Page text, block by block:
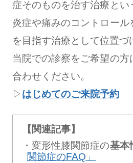
症そのものを治す治療とい
炎症や痛みのコントロー
を目指す治療として位置づ
当院での診察をご希望の方
合わせください。
▷ はじめてのご来院予約
【関連記事】
変形性膝関節症の基本
関節症のFAQ」